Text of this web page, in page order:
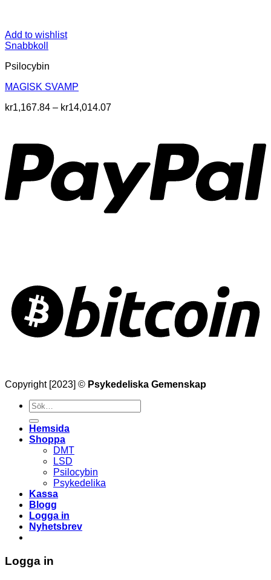
Add to wishlist
Snabbkoll
Psilocybin
MAGISK SVAMP
kr1,167.84 – kr14,014.07Prisintervall:
Copyright [2023] © Psykedeliska Gemenskap
Söka
efter
Hemsida
Shoppa
DMT
LSD
Psilocybin
Psykedelika
Kassa
Blogg
Logga in
Nyhetsbrev
Logga in